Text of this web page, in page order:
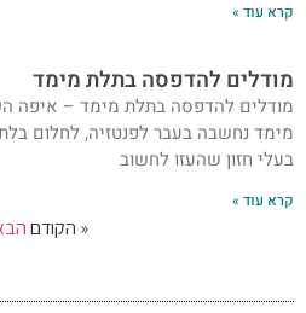
קרא עוד »
מודלים להדפסה בתלת מימד
מודלים להדפסה בתלת מימד – איפה
מימד נחשבה בעבר לפנטזיה, לחלום
בעלי חזון שהעזו לחשוב
קרא עוד »
« הקודם